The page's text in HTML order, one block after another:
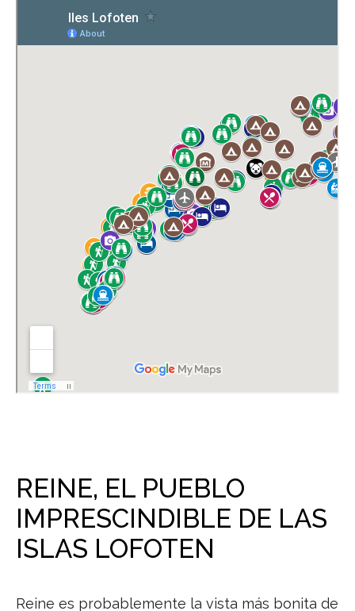
REINE, EL PUEBLO
IMPRESCINDIBLE DE LAS
ISLAS LOFOTEN
Reine es probablemente la vista más bonita de